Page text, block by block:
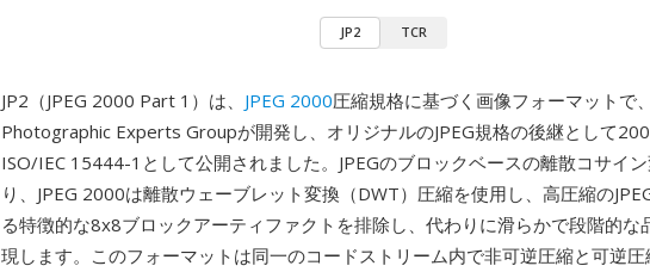
JP2 TCR
JP2（JPEG 2000 Part 1）は、 JPEG 2000圧縮規格に基づく画像フォーマットで
Photographic Experts Groupが開発し、オリジナルのJPEG規格の後継として
ISO/IEC 15444-1として公開されました。JPEGのブロックベースの離散コサイ
り、JPEG 2000は離散ウェーブレット変換（DWT）圧縮を使用し、高圧縮の
る特徴的な8x8ブロックアーティファクトを排除し、代わりに滑らかで段階的な
現します。このフォーマットは同一のコードストリーム内で非可逆圧縮と可逆